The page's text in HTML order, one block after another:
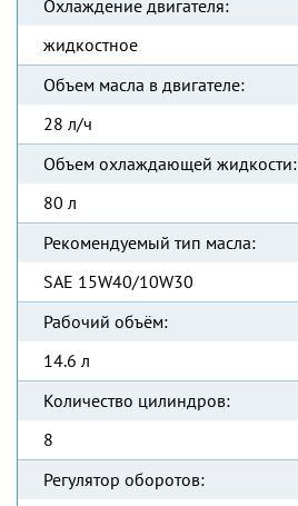
Охлаждение двигателя:
жидкостное
Объем масла в двигателе:
28 л/ч
Объем охлаждающей жидкости:
80 л
Рекомендуемый тип масла:
SAE 15W40/10W30
Рабочий объём:
14.6 л
Количество цилиндров:
8
Регулятор оборотов: